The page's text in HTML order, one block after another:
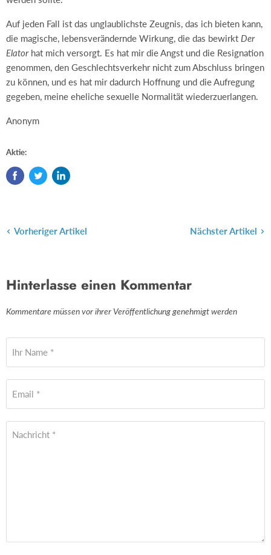
Auf jeden Fall ist das unglaublichste Zeugnis, das ich bieten kann,
die magische, lebensverändernde Wirkung, die das bewirkt Der
Elator hat mich versorgt. Es hat mir die Angst und die Resignation
genommen, den Geschlechtsverkehr nicht zum Abschluss bringen
zu können, und es hat mir dadurch Hoffnung und die Aufregung
gegeben, meine eheliche sexuelle Normalität wiederzuerlangen.
Anonym
Aktie:
Vorheriger Artikel Nächster Artikel
Hinterlasse einen Kommentar
Kommentare müssen vor ihrer Veröffentlichung genehmigt werden
Ihr Name *
Email *
Nachricht *